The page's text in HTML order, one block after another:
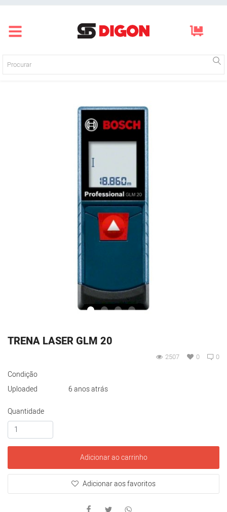
Página inicial
TRENA LASER GLM 20
0
0
2507
Condição
Uploaded
6 anos atrás
Quantidade
Adicionar ao carrinho
Adicionar aos favoritos